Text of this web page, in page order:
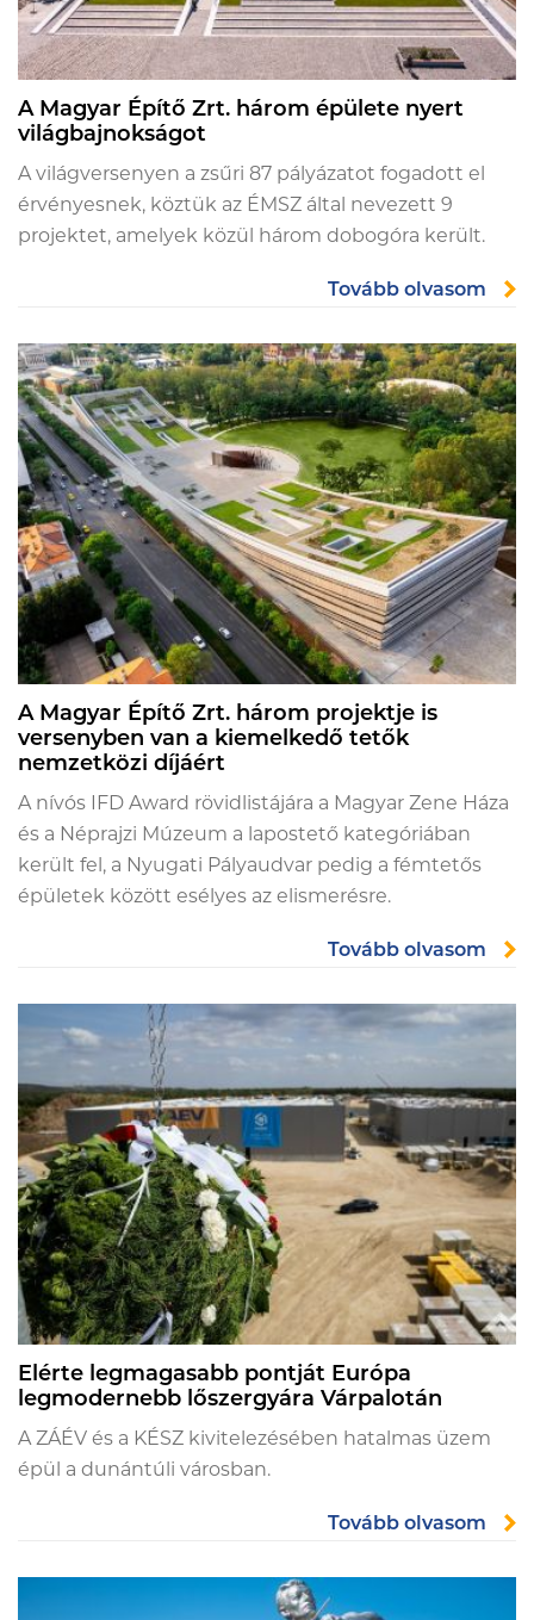
A Magyar Építő Zrt. három épülete nyert
világbajnokságot
A világversenyen a zsűri 87 pályázatot fogadott el
érvényesnek, köztük az ÉMSZ által nevezett 9
projektet, amelyek közül három dobogóra került.
Tovább olvasom
A Magyar Építő Zrt. három projektje is
versenyben van a kiemelkedő tetők
nemzetközi díjáért
A nívós IFD Award rövidlistájára a Magyar Zene Háza
és a Néprajzi Múzeum a lapostető kategóriában
került fel, a Nyugati Pályaudvar pedig a fémtetős
épületek között esélyes az elismerésre.
Tovább olvasom
Elérte legmagasabb pontját Európa
legmodernebb lőszergyára Várpalotán
A ZÁÉV és a KÉSZ kivitelezésében hatalmas üzem
épül a dunántúli városban.
Tovább olvasom